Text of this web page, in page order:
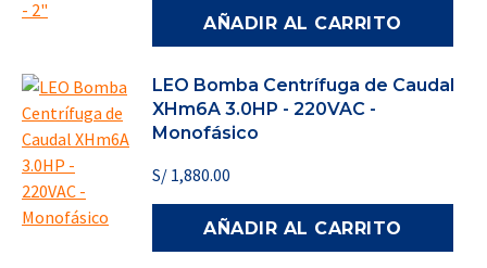
AÑADIR AL CARRITO
LEO Bomba Centrífuga de Caudal
XHm6A 3.0HP - 220VAC -
Monofásico
S/ 1,880.00
AÑADIR AL CARRITO